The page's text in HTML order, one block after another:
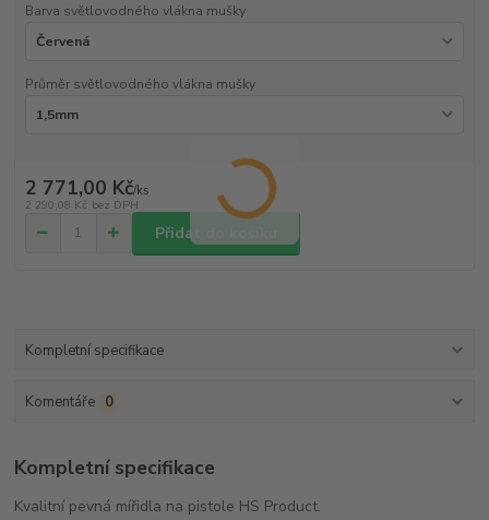
Barva světlovodného vlákna mušky
Průměr světlovodného vlákna mušky
2 771,00 Kč/ks
2 290,08 Kč bez DPH
Přidat do košíku
Kompletní specifikace
Komentáře 0
Kompletní specifikace
Kvalitní pevná mířidla na pistole HS Product.